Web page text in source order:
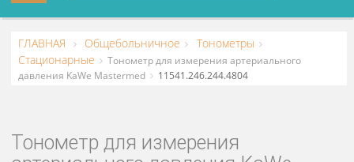
ГЛАВНАЯ Общебольничное
Тонометры
Стационарные